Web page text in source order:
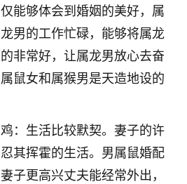
能够体会到婚姻的美好，属
男的工作忙碌，能够将属龙
非常好，让属龙男放心去奋
鼠女和属猴男是天造地设的
：生活比较默契。妻子的许
其挥霍的生活。男属鼠婚配
子更高兴丈夫能经常外出，
16
，有升迁机会，但同时竞争的我们
是抱着侥幸心理，没想到老师看
信半疑的按照老师建议，做了化
，结果开年一上班，开会提拔升
职务无所谓，主要是底薪加了
无论如何，感恩感谢！🙏🏻